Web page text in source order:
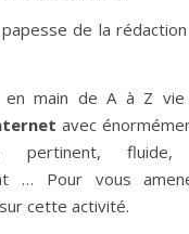
de la
en main de A à Z vie
avec
pertinent,
… Pour vous
cette activité.